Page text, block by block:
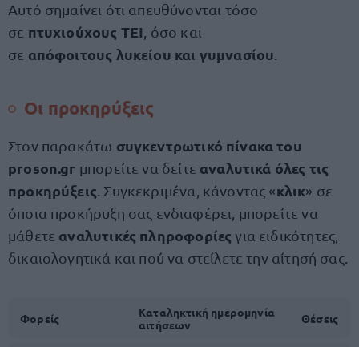
Αυτό σημαίνει ότι απευθύνονται τόσο
σε πτυχιούχους ΤΕΙ , όσο και
σε απόφοιτους λυκείου και γυμνασίου
Οι προκηρύξεις
Στον παρακάτω συγκεντρωτικό πίνακα του
proson.gr μπορείτε να δείτε αναλυτικά όλες τις
προκηρύξεις . Συγκεκριμένα, κάνοντας «κλικ» σε
όποια προκήρυξη σας ενδιαφέρει, μπορείτε να
μάθετε αναλυτικές πληροφορίες για ειδικότητες,
δικαιολογητικά και πού να στείλετε την αίτησή σας.
Φορείς
Καταληκτική ημερομηνία
αιτήσεων
Θέσεις